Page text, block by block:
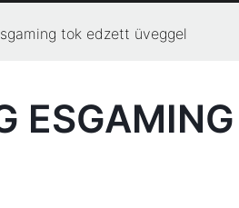
tok edzett üveggel